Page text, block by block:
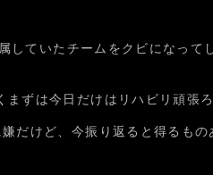
ていたチームをクビになって
ずは今日だけはリハビリ頑張
だけど、今振り返ると得るも